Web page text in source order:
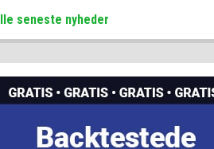
seneste nyheder